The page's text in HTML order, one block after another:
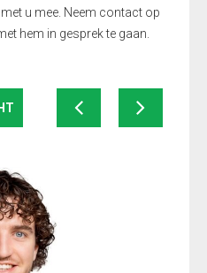
u mee. Neem contact op
hem in gesprek te gaan.